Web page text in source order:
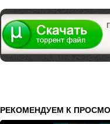
РЕКОМЕНДУЕМ К